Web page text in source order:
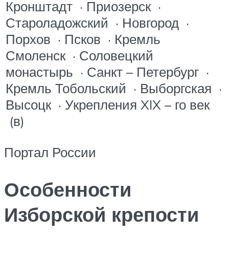
Кронштадт · Приозерск ·
Староладожский · Новгород ·
Порхов · Псков · Кремль
Смоленск · Соловецкий
монастырь · Санкт – Петербург ·
Кремль Тобольский · Выборгская ·
Высоцк · Укрепления XIX – го век
(в)
Портал России
Особенности
Изборской крепости